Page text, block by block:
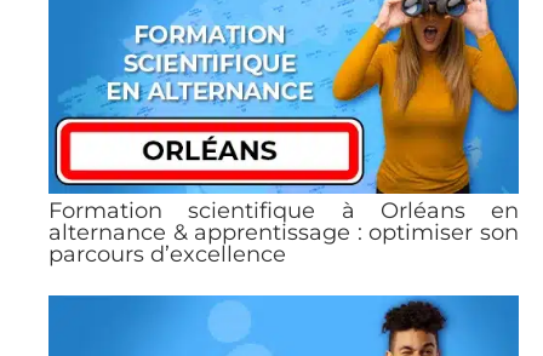
Formation scientifique à Orléans en
alternance & apprentissage : optimiser son
parcours d’excellence